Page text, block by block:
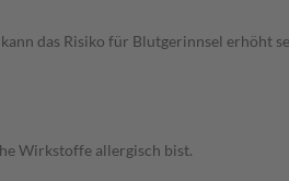
das Risiko für Blutgerinnsel erhöht
Wirkstoffe allergisch bist.